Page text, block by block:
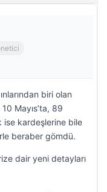
biri olan
Mayıs’ta, 89
ise kardeşlerine bile
beraber gömdü.
dair yeni detayları